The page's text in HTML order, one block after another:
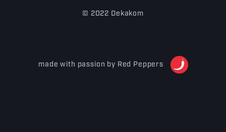
© 2022 Dekakom
made with passion by Red Peppers